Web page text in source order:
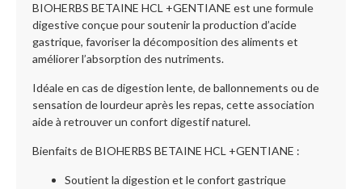
BIOHERBS BETAINE HCL +GENTIANE est une formule
digestive conçue pour soutenir la production d’acide
gastrique, favoriser la décomposition des aliments et
améliorer l’absorption des nutriments.
Idéale en cas de digestion lente, de ballonnements ou de
sensation de lourdeur après les repas, cette association
aide à retrouver un confort digestif naturel.
Bienfaits de BIOHERBS BETAINE HCL +GENTIANE :
Soutient la digestion et le confort gastrique